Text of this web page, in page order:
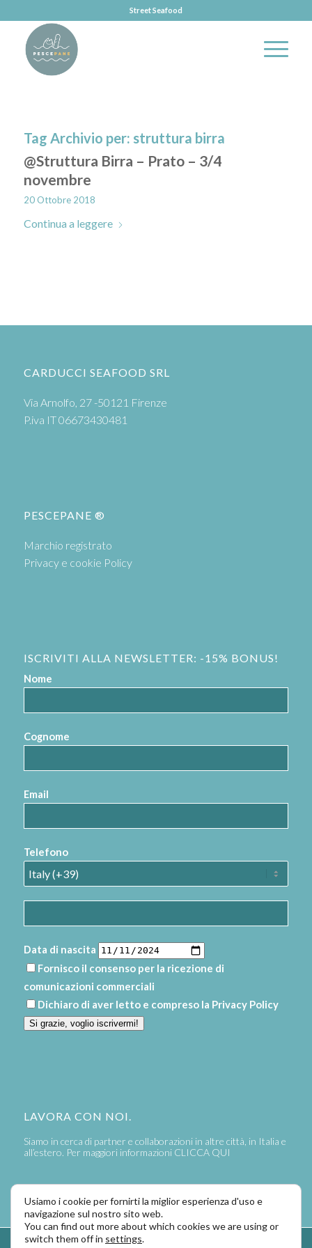
Street Seafood
Tag Archivio per: struttura birra
@Struttura Birra – Prato – 3/4
novembre
20 Ottobre 2018
Continua a leggere
CARDUCCI SEAFOOD SRL
Via Arnolfo, 27 -50121 Firenze
P.iva IT 06673430481
PESCEPANE ®
Marchio registrato
Privacy e cookie Policy
ISCRIVITI ALLA NEWSLETTER: -15% BONUS!
Nome
Cognome
Email
Telefono
Data di nascita
Fornisco il consenso per la ricezione di
comunicazioni commerciali
Dichiaro di aver letto e compreso la Privacy Policy
Si grazie, voglio iscrivermi!
LAVORA CON NOI.
Siamo in cerca di partner e collaborazioni in altre città, in Italia e
all’estero. Per maggiori informazioni CLICCA QUI
Usiamo i cookie per fornirti la miglior esperienza d'uso e
navigazione sul nostro sito web.
You can find out more about which cookies we are using or
switch them off in settings.